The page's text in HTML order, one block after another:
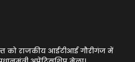
को राजकीय आईटीआई गौरीगंज में